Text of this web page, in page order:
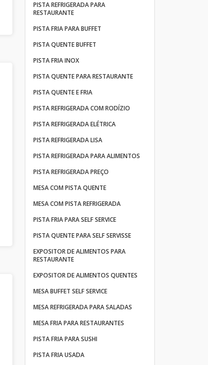
PISTA REFRIGERADA PARA
RESTAURANTE
PISTA FRIA PARA BUFFET
PISTA QUENTE BUFFET
PISTA FRIA INOX
PISTA QUENTE PARA RESTAURANTE
PISTA QUENTE E FRIA
PISTA REFRIGERADA COM RODÍZIO
PISTA REFRIGERADA ELÉTRICA
PISTA REFRIGERADA LISA
PISTA REFRIGERADA PARA ALIMENTOS
PISTA REFRIGERADA PREÇO
MESA COM PISTA QUENTE
MESA COM PISTA REFRIGERADA
PISTA FRIA PARA SELF SERVICE
PISTA QUENTE PARA SELF SERVISSE
EXPOSITOR DE ALIMENTOS PARA
RESTAURANTE
EXPOSITOR DE ALIMENTOS QUENTES
MESA BUFFET SELF SERVICE
MESA REFRIGERADA PARA SALADAS
MESA FRIA PARA RESTAURANTES
PISTA FRIA PARA SUSHI
PISTA FRIA USADA